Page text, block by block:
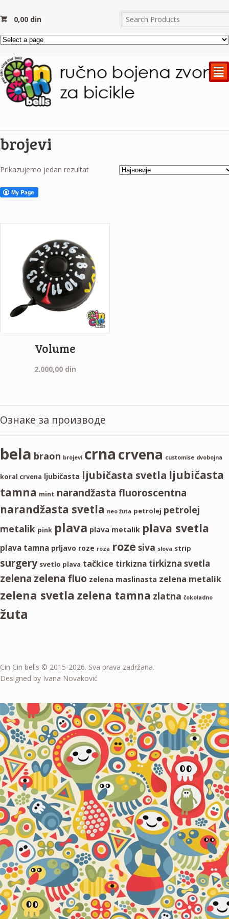
0,00 din
²
brojevi
Prikazujemo jedan rezultat
Volume
2.000,00 din
Ознаке за производе
bela braon brojevi crnacrvena customise dvobojna
koral crvena ljubičasta ljubičasta svetla ljubičasta
tamna mint narandžasta fluoroscentna
narandžasta svetla neo žuta petrolej petrolej
metalik pink plava plava metalik plava svetla
plava tamna prljavo roze roza roze siva slova strip
surgery svetlo plava tačkice tirkizna tirkizna svetla
zelena zelena fluo zelena maslinasta zelena metalik
zelena svetla zelena tamna zlatna čokoladno
žuta
Cin Cin bells © 2015-2026. Sva prava zadržana.
Designed by Ivana Novaković